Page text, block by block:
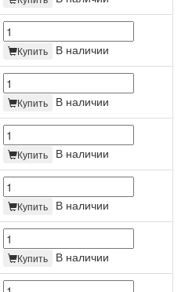
Купить
В наличии
Купить
В наличии
Купить
В наличии
Купить
В наличии
Купить
В наличии